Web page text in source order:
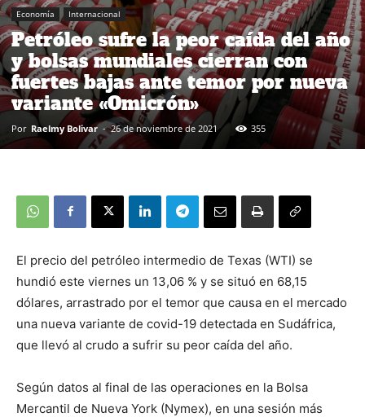
Economía Internacional
Petróleo sufre la peor caída del año
y bolsas mundiales cierran con
fuertes bajas ante temor por nueva
variante «Omicrón»
Por Raelmy Bolivar - 26 de noviembre de 2021 355
El precio del petróleo intermedio de Texas (WTI) se
hundió este viernes un 13,06 % y se situó en 68,15
dólares, arrastrado por el temor que causa en el mercado
una nueva variante de covid-19 detectada en Sudáfrica,
que llevó al crudo a sufrir su peor caída del año.
Según datos al final de las operaciones en la Bolsa
Mercantil de Nueva York (Nymex), en una sesión más